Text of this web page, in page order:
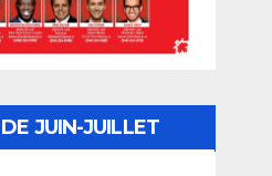
JUIN-JUILLET